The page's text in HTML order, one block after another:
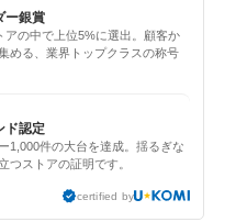
ー銀賞
アの中で上位5%に選出。顧客か
める、業界トップクラスの称号
ド認定
1,000件の大台を達成。揺るぎな
つストアの証明です。
certified by